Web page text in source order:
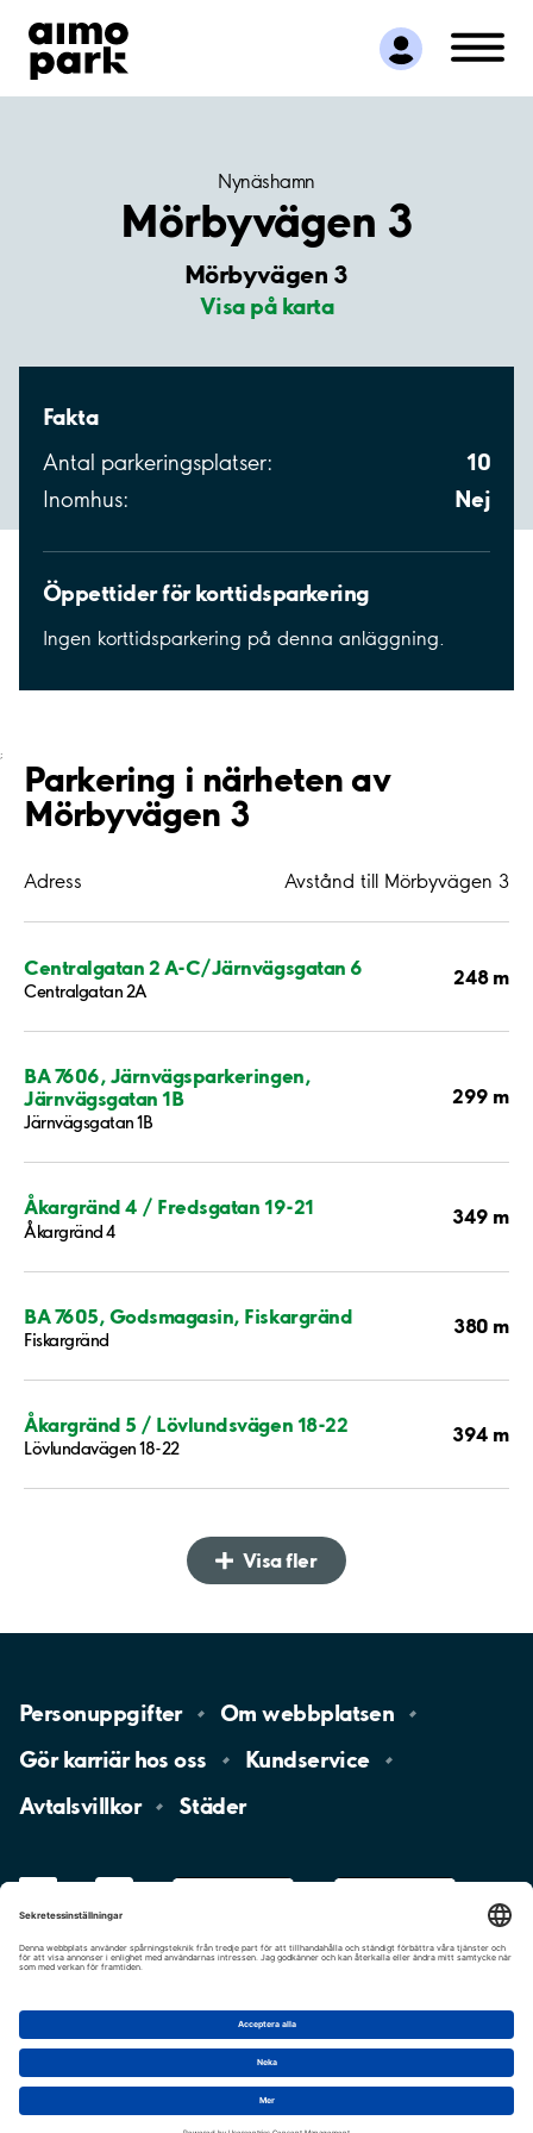
Hitta parkering
Samarbete
Kundservice
Nynäshamn
Mörbyvägen 3
Mörbyvägen 3
Visa på karta
Fakta
Antal parkeringsplatser: 10
Inomhus: Nej
Öppettider för korttidsparkering
Ingen korttidsparkering på denna anläggning.
;
Parkering i närheten av
Mörbyvägen 3
Adress Avstånd till Mörbyvägen 3
Centralgatan 2 A-C/Järnvägsgatan 6
Centralgatan 2A
248 m
BA 7606, Järnvägsparkeringen,
Järnvägsgatan 1B
Järnvägsgatan 1B
299 m
Åkargränd 4 / Fredsgatan 19-21
Åkargränd 4
349 m
BA 7605, Godsmagasin, Fiskargränd
Fiskargränd
380 m
Åkargränd 5 / Lövlundsvägen 18-22
Lövlundavägen 18-22
394 m
Visa fler
Personuppgifter Omwebbplatsen
Gör karriär hososs
Kundservice
Avtalsvillkor
Städer
Cookie-inställningar